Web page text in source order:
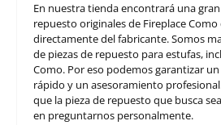
En nuestra tienda encontrará una
repuesto originales de Fireplace
directamente del fabricante. Somos
de piezas de repuesto para estufas,
Como. Por eso podemos garantizar
rápido y un asesoramiento
que la pieza de repuesto que busca
en preguntarnos personalmente.